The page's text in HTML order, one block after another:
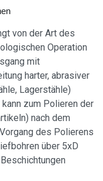
von der Art des
Operation
mit
harter, abrasiver
Lagerstähle)
zum Polieren der
nach dem
des Polierens
über 5xD